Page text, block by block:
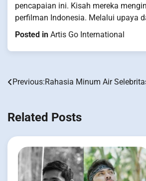
pencapaian ini. Kisah mereka
perfilman Indonesia. Melalui upaya
Posted in Artis Go International
Post
Previous:Rahasia Minum Air
Related Posts